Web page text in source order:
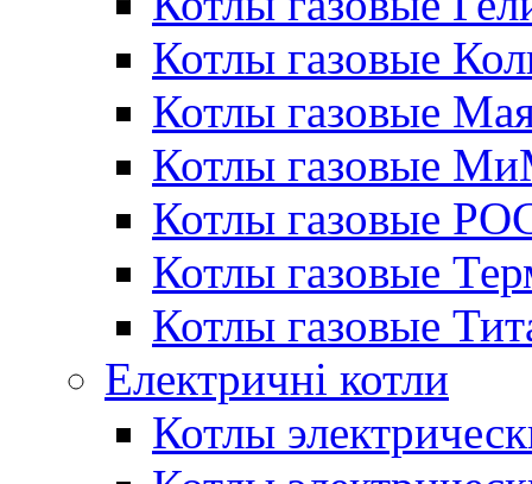
Котлы газовые
Котлы газовые
Котлы газовые
Котлы газовые
Котлы газовые
Котлы газовые
Електричні котли
Котлы